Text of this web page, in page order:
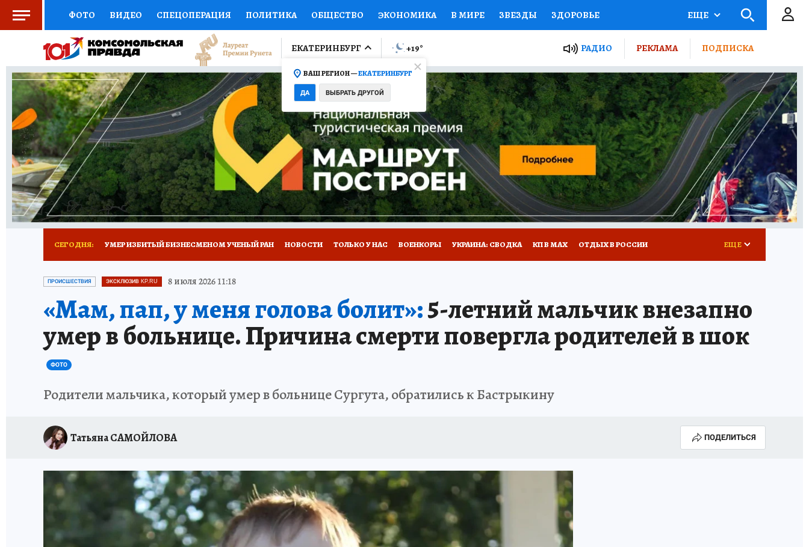
ФОТО ВИДЕО СПЕЦОПЕРАЦИЯ ПОЛИТИКА ОБЩЕСТВО ЭКОНОМИКА В МИРЕ ЗВЕЗДЫ ЗДОРОВЬЕ
СОЦПОДДЕРЖКА НАУКА СПОРТ КОЛУМНИСТЫ ПРОИСШЕСТВИЯ НАЦИОНАЛЬНЫЕ ПРОЕКТЫ РОССИИ
ВЫБОР ЭКСПЕРТОВ ДОКТОР ФИНАНСЫ ОТКРЫВАЕМ МИР Я ЗНАЮ СЕМЬЯ ЖЕНСКИЕ СЕКРЕТЫ ПУТЕВОДИТЕЛЬ
КНИЖНАЯ ПОЛКА ПРОГНОЗЫ НА СПОРТ ПРОМОКОДЫ СЕРИАЛЫ СПЕЦПРОЕКТЫ ДЕФИЦИТ ЖЕЛЕЗА ТУРИЗМ
ПРЕСС-ЦЕНТР НЕДВИЖИМОСТЬ ТЕЛЕВИЗОР КОЛЛЕКЦИИ КОНКУРСЫ РАБОТА У НАС ГИД ПОТРЕБИТЕЛЯ ВСЕ О КП
РАДИО КП ТЕСТЫ НОВОЕ НА САЙТЕ
ЕЩЕ
ЕКАТЕРИНБУРГ
ВАШ РЕГИОН —ЕКАТЕРИНБУРГ
ДА ВЫБРАТЬ ДРУГОЙ
+19° РАДИО РЕКЛАМА ПОДПИСКА
СЕГОДНЯ: УМЕР ИЗБИТЫЙ БИЗНЕСМЕНОМ УЧЕНЫЙ РАН НОВОСТИ ТОЛЬКО У НАС ВОЕНКОРЫ УКРАИНА: СВОДКА КП В МАХ ОТДЫХ В РОССИИ
ЗАПОВЕДНАЯ РОССИЯ ПРОИСШЕСТВИЯ
ЕЩЕ
ПРОИСШЕСТВИЯ ЭКСКЛЮЗИВ KP.RU 8 июля 2026 11:18
«Мам, пап, у меня голова болит»:5-летний мальчик внезапно
умер в больнице. Причина смерти повергла родителей в шок
ФОТО
Родители мальчика, который умер в больнице Сургута, обратились к Бастрыкину
Татьяна САМОЙЛОВА ПОДЕЛИТЬСЯ